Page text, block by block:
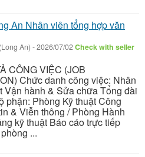
An Nhân viên tổng hợp văn
(Long An) -2026/07/02Check with seller
CÔNG VIỆC (JOB
Chức danh công việc: Nhân
Vận hành & Sửa chữa Tổng đài
phận: Phòng Kỹ thuật Công
& Viễn thông / Phòng Hành
kỹ thuật Báo cáo trực tiếp
...